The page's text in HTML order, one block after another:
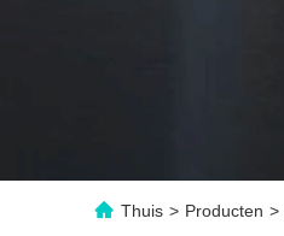
Thuis > Producten >